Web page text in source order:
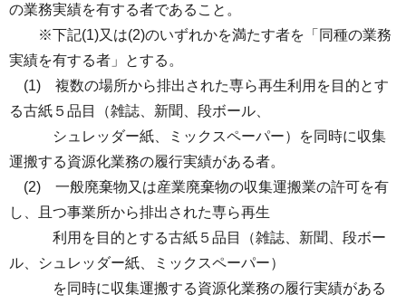
の業務実績を有する者であること。
※下記(1)又は(2)のいずれかを満たす者を「同種の業務
実績を有する者」とする。
(1) 複数の場所から排出された専ら再生利用を目的とす
る古紙５品目（雑誌、新聞、段ボール、
シュレッダー紙、ミックスペーパー）を同時に収集
運搬する資源化業務の履行実績がある者。
(2) 一般廃棄物又は産業廃棄物の収集運搬業の許可を有
し、且つ事業所から排出された専ら再生
利用を目的とする古紙５品目（雑誌、新聞、段ボー
ル、シュレッダー紙、ミックスペーパー）
を同時に収集運搬する資源化業務の履行実績がある